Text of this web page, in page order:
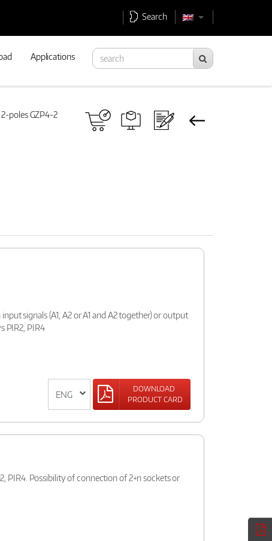
Search
Applications
poles GZP4-2
signals (A1, A2 or A1 and A2 together) or output
PIR2, PIR4
DOWNLOAD
PRODUCT CARD
PIR4. Possibility of connection of 2+n sockets or